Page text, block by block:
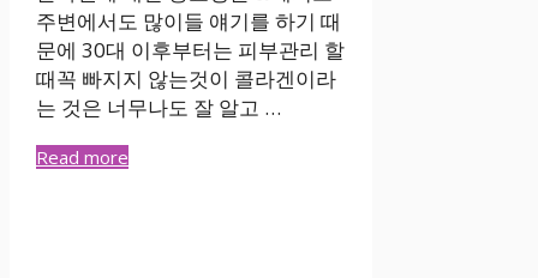
주변에서도 많이들 얘기를 하기 때
문에 30대 이후부터는 피부관리 할
때꼭 빠지지 않는것이 콜라겐이라
는 것은 너무나도 잘 알고 …
Read more